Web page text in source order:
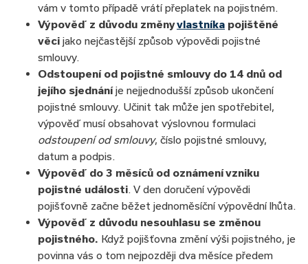
vám v tomto případě vrátí přeplatek na pojistném.
Výpověď z důvodu změnyvlastníka pojištěné
věci jako nejčastější způsob výpovědi pojistné
smlouvy.
Odstoupení od pojistné smlouvy do 14 dnů od
jejího sjednáníje nejjednodušší způsob ukončení
pojistné smlouvy. Učinit tak může jen spotřebitel,
výpověď musí obsahovat výslovnou formulaci
odstoupení od smlouvy, číslo pojistné smlouvy,
datum a podpis.
Výpověď do 3 měsíců od oznámení vzniku
pojistné události. V den doručení výpovědi
pojišťovně začne běžet jednoměsíční výpovědní lhůta.
Výpověď z důvodu nesouhlasu se změnou
pojistného. Když pojišťovna změní výši pojistného, je
povinna vás o tom nejpozději dva měsíce předem